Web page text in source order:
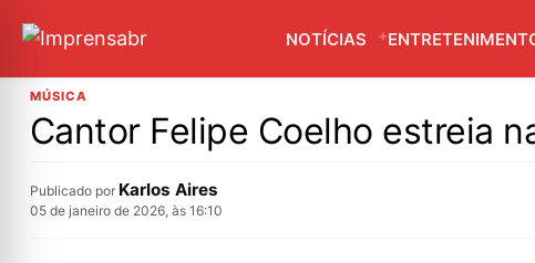
NOTÍCIAS
MÚSICA
Cantor Felipe Coelho estreia
Publicado por Karlos Aires
05 de janeiro de 2026, às 16:10